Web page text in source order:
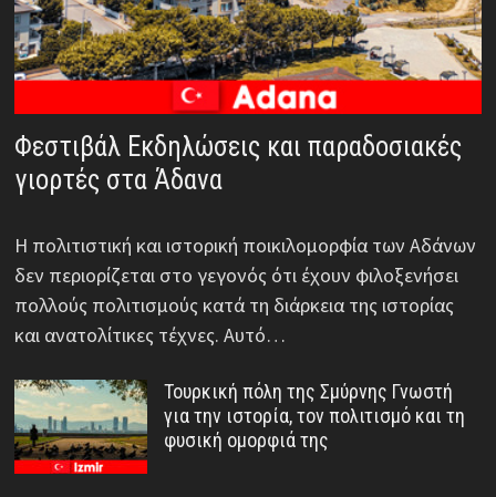
Φεστιβάλ Εκδηλώσεις και παραδοσιακές
γιορτές στα Άδανα
Η πολιτιστική και ιστορική ποικιλομορφία των Αδάνων
δεν περιορίζεται στο γεγονός ότι έχουν φιλοξενήσει
πολλούς πολιτισμούς κατά τη διάρκεια της ιστορίας
και ανατολίτικες τέχνες. Αυτό…
Τουρκική πόλη της Σμύρνης Γνωστή
για την ιστορία, τον πολιτισμό και τη
φυσική ομορφιά της